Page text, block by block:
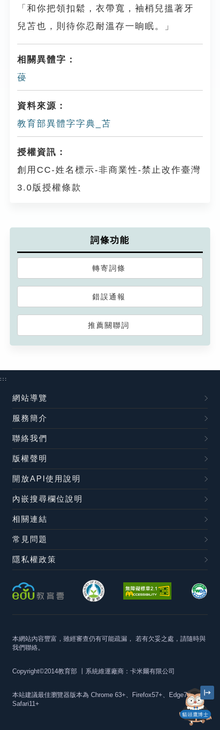
「和你把領扣鬆，衣帶寬，袖梢兒搵著牙
兒苫也，則待你忍耐溫存一晌眠。」
相關異體字：
葠
資料來源：
教育部異體字字典_苫
授權資訊：
創用CC-姓名標示-非商業性-禁止改作臺灣
3.0版授權條款
詞條功能
轉寄詞條
錯誤通報
推薦關聯詞
貓頭鷹博士
:::
網站導覽
服務簡介
聯絡我們
版權聲明
開放API使用說明
內嵌搜尋欄位說明
相關連結
常見問題
隱私權政策
本網站內容豐富，雖經審查仍有可能疏漏， 若有欠妥之處，請隨時與
我們聯絡。
Copyright©2014教育部 丨系統維運廠商：卡米爾有限公司
本站建議最佳瀏覽器版本為 Chrome 63+、Firefox57+、Edge79+及
Safari11+